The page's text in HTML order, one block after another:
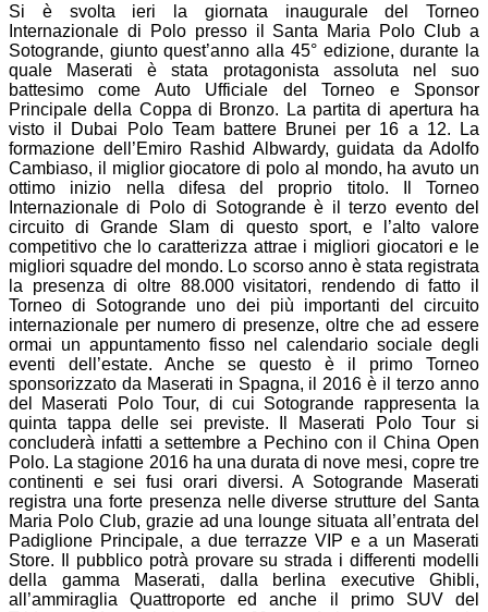
Si è svolta ieri la giornata inaugurale del Torneo
Internazionale di Polo presso il Santa Maria Polo Club a
Sotogrande, giunto quest’anno alla 45° edizione, durante la
quale Maserati è stata protagonista assoluta nel suo
battesimo come Auto Ufficiale del Torneo e Sponsor
Principale della Coppa di Bronzo. La partita di apertura ha
visto il Dubai Polo Team battere Brunei per 16 a 12. La
formazione dell’Emiro Rashid Albwardy, guidata da Adolfo
Cambiaso, il miglior giocatore di polo al mondo, ha avuto un
ottimo inizio nella difesa del proprio titolo. Il Torneo
Internazionale di Polo di Sotogrande è il terzo evento del
circuito di Grande Slam di questo sport, e l’alto valore
competitivo che lo caratterizza attrae i migliori giocatori e le
migliori squadre del mondo. Lo scorso anno è stata registrata
la presenza di oltre 88.000 visitatori, rendendo di fatto il
Torneo di Sotogrande uno dei più importanti del circuito
internazionale per numero di presenze, oltre che ad essere
ormai un appuntamento fisso nel calendario sociale degli
eventi dell’estate. Anche se questo è il primo Torneo
sponsorizzato da Maserati in Spagna, il 2016 è il terzo anno
del Maserati Polo Tour, di cui Sotogrande rappresenta la
quinta tappa delle sei previste. Il Maserati Polo Tour si
concluderà infatti a settembre a Pechino con il China Open
Polo. La stagione 2016 ha una durata di nove mesi, copre tre
continenti e sei fusi orari diversi. A Sotogrande Maserati
registra una forte presenza nelle diverse strutture del Santa
Maria Polo Club, grazie ad una lounge situata all’entrata del
Padiglione Principale, a due terrazze VIP e a un Maserati
Store. Il pubblico potrà provare su strada i differenti modelli
della gamma Maserati, dalla berlina executive Ghibli,
all’ammiraglia Quattroporte ed anche il primo SUV del